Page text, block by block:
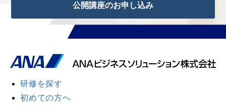
公開講座のお申し込み
研修を探す
初めての方へ